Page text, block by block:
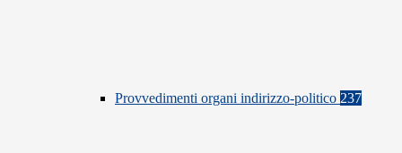
Provvedimenti organi indirizzo-politico 237